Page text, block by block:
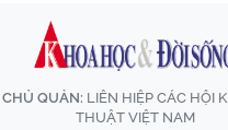
QUẢN: LIÊN HIỆP CÁC HỘI
THUẬT VIỆT NAM